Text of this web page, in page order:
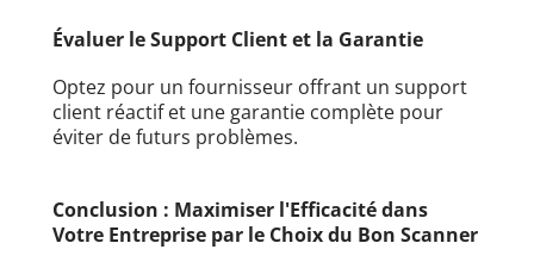
Évaluer le Support Client et la Garantie
Optez pour un fournisseur offrant un support
client réactif et une garantie complète pour
éviter de futurs problèmes.
Conclusion : Maximiser l'Efficacité dans
Votre Entreprise par le Choix du Bon Scanner